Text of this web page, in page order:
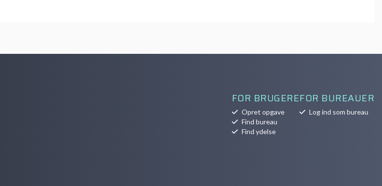
FOR BRUGERE
Opret opgave
Find bureau
Find ydelse
FOR BUREAUER
Log ind som bureau